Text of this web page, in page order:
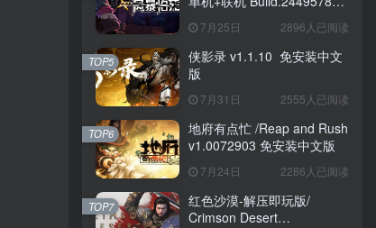
7月25日 2896人已阅读
侠影录 v1.1.10 免安装中文
版
7月31日 2555人已阅读
TOP5
地府有点忙 /Reap and Rush
v1.0072903 免安装中文版
7月24日 2286人已阅读
TOP6
红色沙漠-解压即玩版/
Crimson Desert
TOP7